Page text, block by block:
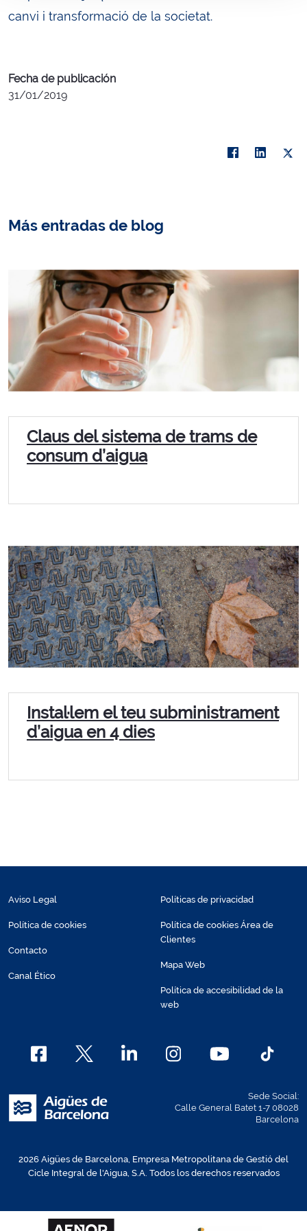
canvi i transformació de la societat.
Fecha de publicación
31/01/2019
Más entradas de blog
Claus del sistema de trams de
consum d’aigua
Instal·lem el teu subministrament
d’aigua en 4 dies
Aviso Legal
Política de cookies
Contacto
Canal Ético
Políticas de privacidad
Política de cookies Área de
Clientes
Mapa Web
Política de accesibilidad de la
web
Sede Social:
Calle General Batet 1-7 08028
Barcelona
2026 Aigües de Barcelona, Empresa Metropolitana de Gestió del
Cicle Integral de l'Aigua, S.A. Todos los derechos reservados